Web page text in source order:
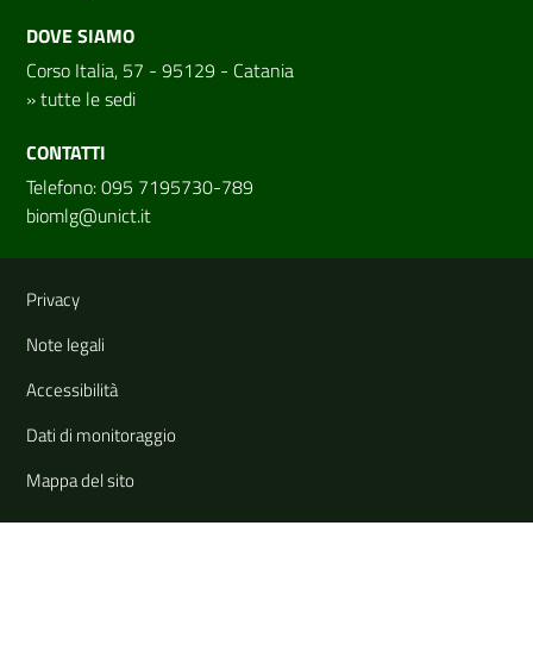
DOVE SIAMO
Corso Italia, 57 - 95129 - Catania
»tutte le sedi
CONTATTI
Telefono: 095 7195730-789
biomlg@unict.it
Link e informazioni utili
Privacy
Note legali
Accessibilità
Dati di monitoraggio
Mappa del sito